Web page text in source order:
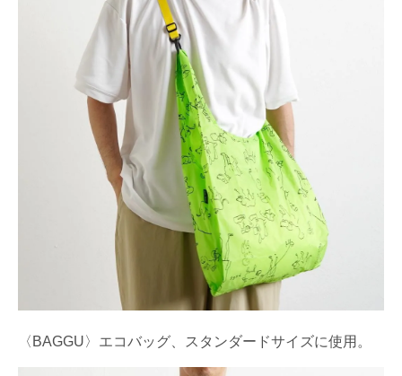
〈BAGGU〉エコバッグ、スタンダードサイズに使用。